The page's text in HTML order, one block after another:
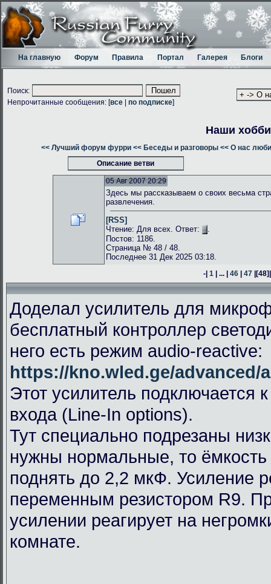
На главную Форум Правила Портал Галерея Блоги
Поиск:
Непрочитанные сообщения: [все по подписке]
Наши хобби
<< Лучший форум фурри << Беседы и разговоры << О нас
Описание ветви
05 Авг 2007 20:29
Здесь мы рассказываем о своих весьма
развлечения.
[RSS]
Чтение: Для всех. Ответ:
.
Постов: 1186.
Страница № 48 / 48.
Последнее 31 Дек 2025 03:18.
-| 1 | ... | 46 | 47 |[48]
Доделал усилитель для
бесплатный контроллер
него есть режим audio-reactive:
https://kno.wled.ge/advanced/
Этот усилитель подключается
входа (Line-In options).
Тут специально подрезаны
нужны нормальные, то
поднять до 2,2 мкФ. Усиление
переменным резистором R9.
усилении реагирует на
комнате.